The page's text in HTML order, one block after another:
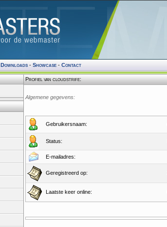
Downloads- Showcase- Contact
Profiel van cloudstrife:
Algemene gegevens:
Gebruikersnaam:
Status:
E-mailadres:
Geregistreerd op:
Laatste keer online: